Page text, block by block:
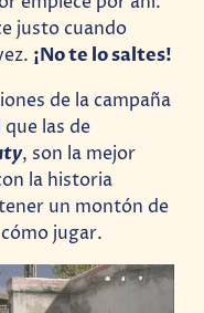
justo cuando
¡No te lo saltes!
de la campaña
que las de
, son la mejor
la historia
un montón de
jugar.